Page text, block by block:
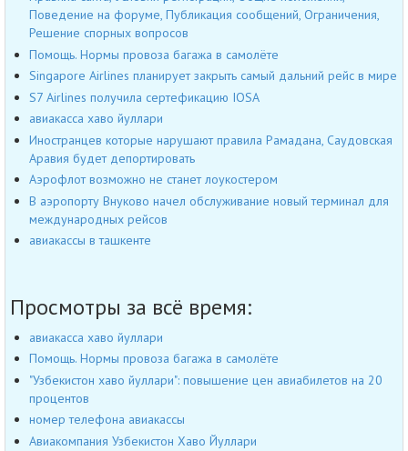
Поведение на форуме, Публикация сообщений, Ограничения,
Решение спорных вопросов
Помощь. Нормы провоза багажа в самолёте
Singapore Airlines планирует закрыть самый дальний рейс в мире
S7 Airlines получила сертефикацию IOSA
авиакасса хаво йуллари
Иностранцев которые нарушают правила Рамадана, Саудовская
Аравия будет депортировать
Аэрофлот возможно не станет лоукостером
В аэропорту Внуково начел обслуживание новый терминал для
международных рейсов
авиакассы в ташкенте
Просмотры за всё время:
авиакасса хаво йуллари
Помощь. Нормы провоза багажа в самолёте
"Узбекистон хаво йуллари": повышение цен авиабилетов на 20
процентов
номер телефона авиакассы
Авиакомпания Узбекистон Хаво Йуллари